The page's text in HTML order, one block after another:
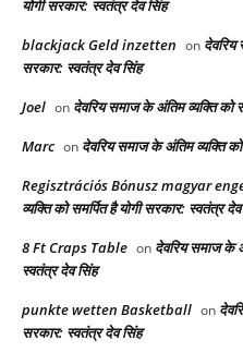
योगी सरकार: स्वतंत्र देव सिंह
blackjack Geld inzetten on देवरिय
सरकार: स्वतंत्र देव सिंह
Joel on देवरिय समाज के अंतिम व्यक्ति को
Marc on देवरिय समाज के अंतिम व्यक्ति
Regisztrációs Bónusz magyar
व्यक्ति को समर्पित है योगी सरकार: स्वतंत्र
8 Ft Craps Table on देवरिय समाज के
स्वतंत्र देव सिंह
punkte wetten Basketball on
सरकार: स्वतंत्र देव सिंह